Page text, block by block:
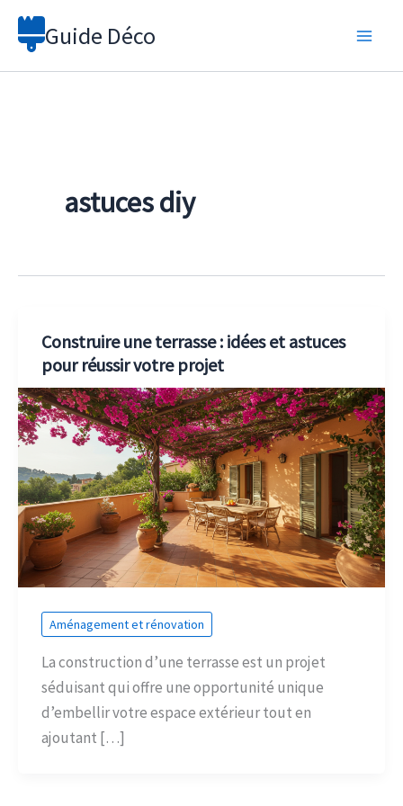
Aller
Guide Déco
astuces diy
Construire une terrasse : idées et astuces
pour réussir votre projet
Aménagement et rénovation
La construction d’une terrasse est un projet
séduisant qui offre une opportunité unique
d’embellir votre espace extérieur tout en
ajoutant […]